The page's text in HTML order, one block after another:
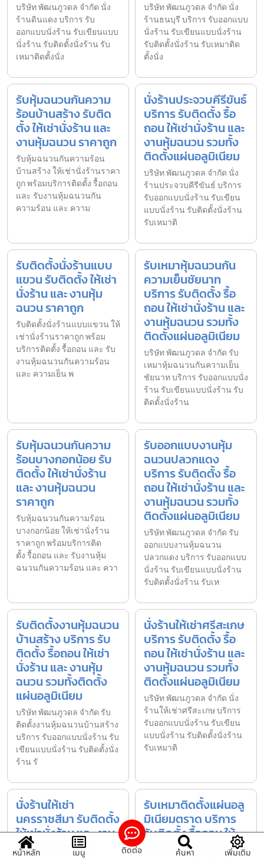
บริษัท พัฒนภูวดล จำกัด นั่ง
ร้านดินแดง บริการ รับ
ออกแบบนั่งร้าน รับเขียนแบบ
นั่งร้าน รับติดตั้งนั่งร้าน รับ
เหมาติดตั้งนั่ง
บริษัท พัฒนภูวดล จำกัด นั่ง
ร้านธนบุรี บริการ รับออกแบบ
นั่งร้าน รับเขียนแบบนั่งร้าน
รับติดตั้งนั่งร้าน รับเหมาติด
ตั้งนั่ง
รับหุ้มฉนวนกันความ
ร้อนบ้านสร้าง รับติด
ตั้ง ให้เช่านั่งร้าน และ
งานหุ้มฉนวน ราคาถูก
รับหุ้มฉนวนกันความร้อน
บ้านสร้าง ให้เช่านั่งร้านราคา
ถูก พร้อมบริการติดตั้ง รื้อถอน
และ รับงานหุ้มฉนวนกัน
ความร้อน และ ความ
นั่งร้านประจวบคีรีขันธ์
บริการ รับติดตั้ง รื้อ
ถอน ให้เช่านั่งร้าน และ
งานหุ้มฉนวน รวมทั้ง
ติดตั้งแผ่นอลูมิเนียม
บริษัท พัฒนภูวดล จำกัด นั่ง
ร้านประจวบคีรีขันธ์ บริการ
รับออกแบบนั่งร้าน รับเขียน
แบบนั่งร้าน รับติดตั้งนั่งร้าน
รับเหมาติ
รับติดตั้งนั่งร้านแบบ
แขวน รับติดตั้ง ให้เช่า
นั่งร้าน และ งานหุ้ม
ฉนวน ราคาถูก
รับติดตั้งนั่งร้านแบบแขวน ให้
เช่านั่งร้านราคาถูก พร้อม
บริการติดตั้ง รื้อถอน และ รับ
งานหุ้มฉนวนกันความร้อน
และ ความเย็น พ
รับเหมาหุ้มฉนวนกัน
ความเย็นชัยนาท
บริการ รับติดตั้ง รื้อ
ถอน ให้เช่านั่งร้าน และ
งานหุ้มฉนวน รวมทั้ง
ติดตั้งแผ่นอลูมิเนียม
บริษัท พัฒนภูวดล จำกัด รับ
เหมาหุ้มฉนวนกันความเย็น
ชัยนาท บริการ รับออกแบบนั่ง
ร้าน รับเขียนแบบนั่งร้าน รับ
ติดตั้งนั่งร้าน
รับหุ้มฉนวนกันความ
ร้อนบางกอกน้อย รับ
ติดตั้ง ให้เช่านั่งร้าน
และ งานหุ้มฉนวน
ราคาถูก
รับหุ้มฉนวนกันความร้อน
บางกอกน้อย ให้เช่านั่งร้าน
ราคาถูก พร้อมบริการติด
ตั้ง รื้อถอน และ รับงานหุ้ม
ฉนวนกันความร้อน และ ควา
รับออกแบบงานหุ้ม
ฉนวนปลวกแดง
บริการ รับติดตั้ง รื้อ
ถอน ให้เช่านั่งร้าน และ
งานหุ้มฉนวน รวมทั้ง
ติดตั้งแผ่นอลูมิเนียม
บริษัท พัฒนภูวดล จำกัด รับ
ออกแบบงานหุ้มฉนวน
ปลวกแดง บริการ รับออกแบบ
นั่งร้าน รับเขียนแบบนั่งร้าน
รับติดตั้งนั่งร้าน รับเห
รับติดตั้งงานหุ้มฉนวน
บ้านสร้าง บริการ รับ
ติดตั้ง รื้อถอน ให้เช่า
นั่งร้าน และ งานหุ้ม
ฉนวน รวมทั้งติดตั้ง
แผ่นอลูมิเนียม
บริษัท พัฒนภูวดล จำกัด รับ
ติดตั้งงานหุ้มฉนวนบ้านสร้าง
บริการ รับออกแบบนั่งร้าน รับ
เขียนแบบนั่งร้าน รับติดตั้งนั่ง
ร้าน รั
นั่งร้านให้เช่าศรีสะเกษ
บริการ รับติดตั้ง รื้อ
ถอน ให้เช่านั่งร้าน และ
งานหุ้มฉนวน รวมทั้ง
ติดตั้งแผ่นอลูมิเนียม
บริษัท พัฒนภูวดล จำกัด นั่ง
ร้านให้เช่าศรีสะเกษ บริการ
รับออกแบบนั่งร้าน รับเขียน
แบบนั่งร้าน รับติดตั้งนั่งร้าน
รับเหมาติ
นั่งร้านให้เช่า
นครราชสีมา รับติดตั้ง
ให้เช่านั่งร้าน และ งาน
หุ้มฉนวน ราคาถูก
รับเหมาติดตั้งแผ่นอลู
มิเนียมตราด บริการ
รับติดตั้ง รื้อถอน ให้
เช่านั่งร้าน และ งานหุ้ม
หน้าหลัก เมนู ติดต่อ ค้นหา เพิ่มเติม